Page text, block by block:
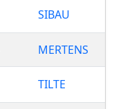
SIBAU
MERTENS
TILTE